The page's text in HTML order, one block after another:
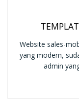
Website sales-
yang modern,
admin